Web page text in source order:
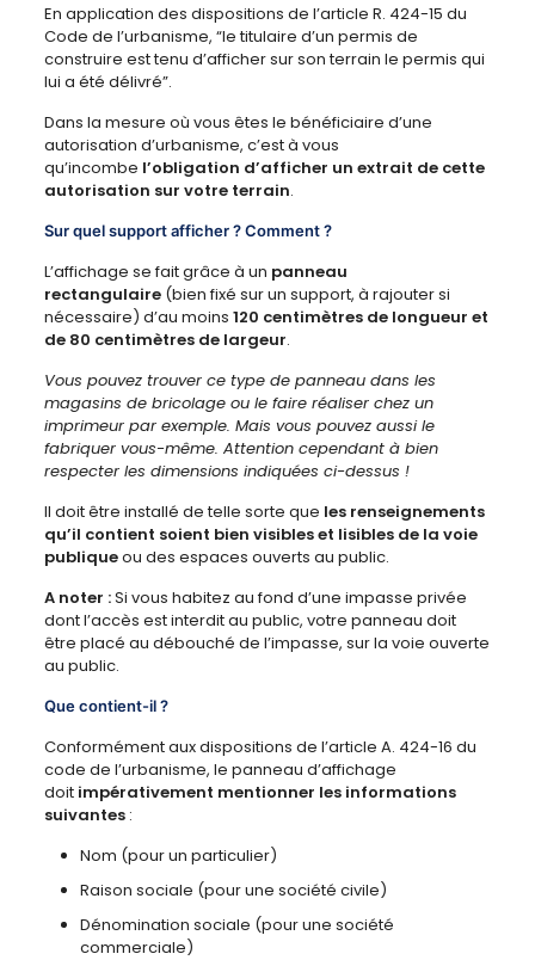
En application des dispositions de l’article R. 424-15 du
Code de l’urbanisme, “le titulaire d’un permis de
construire est tenu d’afficher sur son terrain le permis qui
lui a été délivré”.
Dans la mesure où vous êtes le bénéficiaire d’une
autorisation d’urbanisme, c’est à vous
qu’incombe l’obligation d’afficher un extrait de cette
autorisation sur votre terrain.
Sur quel support afficher ? Comment ?
L’affichage se fait grâce à un panneau
rectangulaire(bien fixé sur un support, à rajouter si
nécessaire) d’au moins 120 centimètres de longueur et
de 80 centimètres de largeur.
Vous pouvez trouver ce type de panneau dans les
magasins de bricolage ou le faire réaliser chez un
imprimeur par exemple. Mais vous pouvez aussi le
fabriquer vous-même. Attention cependant à bien
respecter les dimensions indiquées ci-dessus !
Il doit être installé de telle sorte que les renseignements
qu’il contient soient bien visibles et lisibles de la voie
publiqueou des espaces ouverts au public.
A noter :Si vous habitez au fond d’une impasse privée
dont l’accès est interdit au public, votre panneau doit
être placé au débouché de l’impasse, sur la voie ouverte
au public.
Que contient-il ?
Conformément aux dispositions de l’article A. 424-16 du
code de l’urbanisme, le panneau d’affichage
doit impérativement mentionner les informations
suivantes:
Nom (pour un particulier)
Raison sociale (pour une société civile)
Dénomination sociale (pour une société
commerciale)